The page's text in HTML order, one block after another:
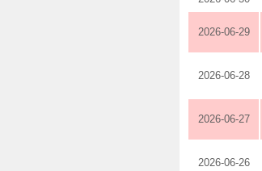
2026-06-29
2026-06-28
2026-06-27
2026-06-26